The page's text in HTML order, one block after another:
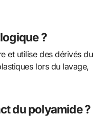
?
et utilise des dérivés du
lors du lavage,
du polyamide ?